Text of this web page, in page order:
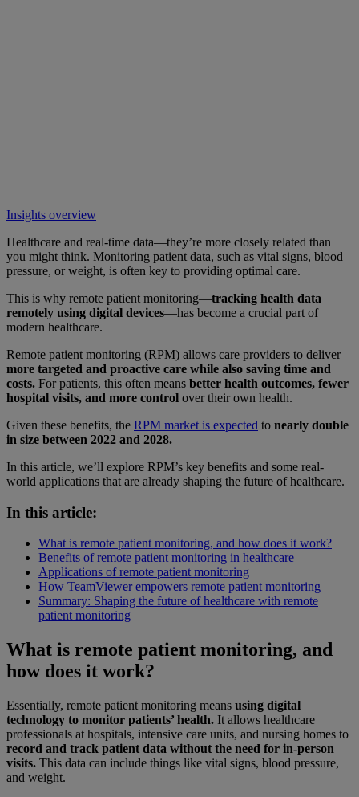
Insights overview
Healthcare and real-time data—they’re more closely related than
you might think. Monitoring patient data, such as vital signs, blood
pressure, or weight, is often key to providing optimal care.
This is why remote patient monitoring—tracking health data
remotely using digital devices—has become a crucial part of
modern healthcare.
Remote patient monitoring (RPM) allows care providers to deliver
more targeted and proactive care while also saving time and
costs. For patients, this often means better health outcomes, fewer
hospital visits, and more control over their own health.
Given these benefits, the RPM market is expected to nearly double
in size between 2022 and 2028.
In this article, we’ll explore RPM’s key benefits and some real-
world applications that are already shaping the future of healthcare.
In this article:
What is remote patient monitoring, and how does it work?
Benefits of remote patient monitoring in healthcare
Applications of remote patient monitoring
How TeamViewer empowers remote patient monitoring
Summary: Shaping the future of healthcare with remote
patient monitoring
What is remote patient monitoring, and
how does it work?
Essentially, remote patient monitoring means using digital
technology to monitor patients’ health. It allows healthcare
professionals at hospitals, intensive care units, and nursing homes to
record and track patient data without the need for in-person
visits. This data can include things like vital signs, blood pressure,
and weight.